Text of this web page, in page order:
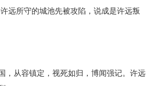
远所守的城池先被攻陷，说成是许远叛
从容镇定，视死如归，博闻强记。许远